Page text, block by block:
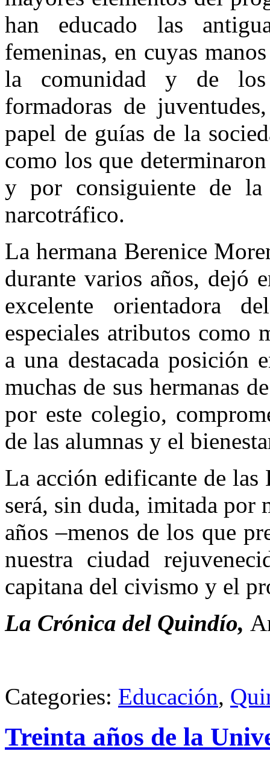
han educado las
femeninas, en cuyas
la comu­nidad y de los
formadoras de
papel de guías de la
como los que
y por consiguien­te de
narcotráfico.
La hermana Berenice
durante varios años, dejó
excelente orientadora
especiales atributos como
a una des­tacada posición
muchas de sus herma­nas
por este colegio,
de las alumnas y el
La acción edificante de las
será, sin duda, imitada por
años –me­nos de los que
nuestra ciudad
capitana del civismo y el
La Crónica del Quindío,
Categories: Educación,
Treinta años de la